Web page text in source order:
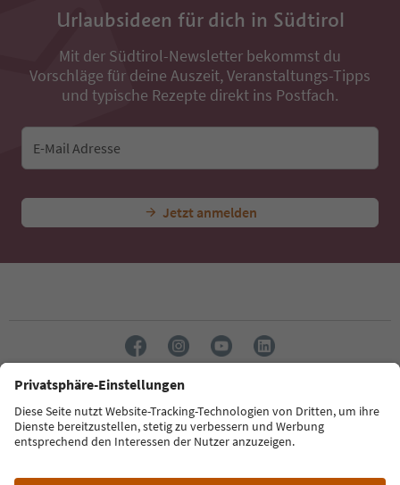
Urlaubsideen für dich in Südtirol
Mit der Südtirol-Newsletter bekommst du
Vorschläge für deine Auszeit, Veranstaltungs-Tipps
und typische Rezepte direkt ins Postfach.
E-Mail Adresse
Jetzt anmelden